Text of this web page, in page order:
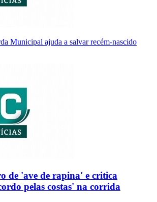
Municipal ajuda a salvar recém-nascido
de 'ave de rapina' e critica
pelas costas' na corrida